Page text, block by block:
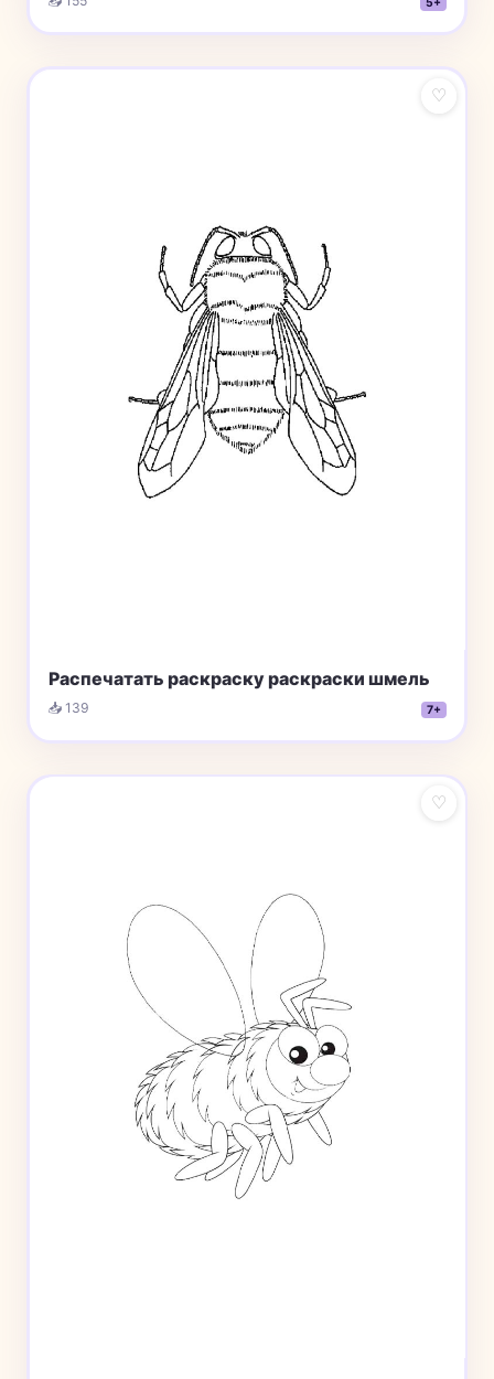
♡
Распечатать раскраску раскраски шмель
📥 139 7+
♡